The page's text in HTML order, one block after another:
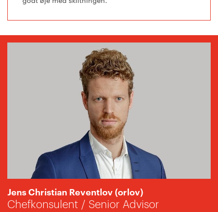
Jens Christian Reventlov (orlov)
Chefkonsulent / Senior Advisor